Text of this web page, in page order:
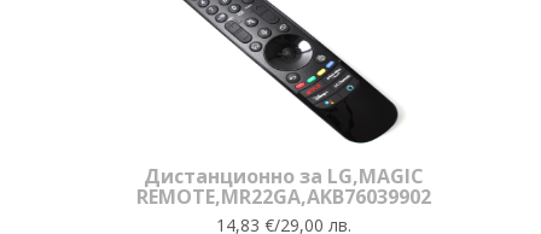
Дистанционно за LG,MAGIC
REMOTE,MR22GA,AKB76039902
14,83 €/29,00 лв.